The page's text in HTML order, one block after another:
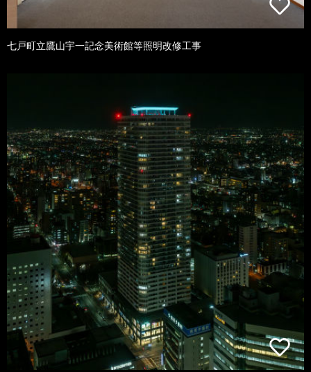
七戸町立鷹山宇一記念美術館等照明改修工事